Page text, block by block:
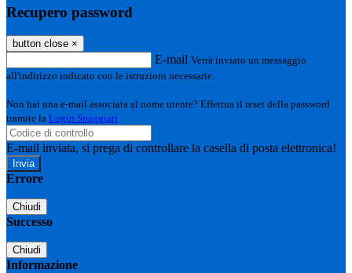
Recupero password
button close ×
E-mail Verrà inviato un messaggio
all'indirizzo indicato con le istruzioni necessarie.
Non hai una e-mail associata al nome utente? Effettua il reset della password
tramite la Login Spaggiari
E-mail inviata, si prega di controllare la casella di posta elettronica!
Errore
Chiudi
Successo
Chiudi
Informazione